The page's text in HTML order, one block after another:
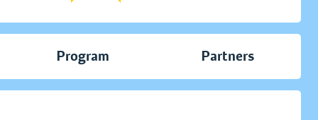
Program Partners